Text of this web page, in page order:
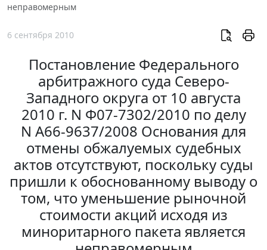
неправомерным
6 сентября 2010
Постановление Федерального
арбитражного суда Северо-
Западного округа от 10 августа
2010 г. N Ф07-7302/2010 по делу
N А66-9637/2008 Основания для
отмены обжалуемых судебных
актов отсутствуют, поскольку суды
пришли к обоснованному выводу о
том, что уменьшение рыночной
стоимости акций исходя из
миноритарного пакета является